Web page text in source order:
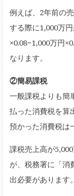
例えば、2年前の
する際に1,000万
×0.08−1,000万円
なります。
②簡易課税
一般課税よりも簡
払った消費税を算
預かった消費税は
課税売上高が
が、税務署に「消
出必要があります。